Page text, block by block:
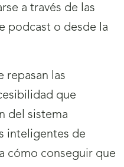
a través de las
podcast o desde la
repasan las
que
del sistema
inteligentes de
cómo conseguir que